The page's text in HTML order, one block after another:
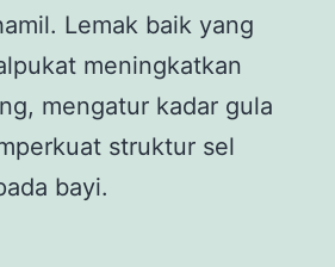
Lemak baik yang
meningkatkan
mengatur kadar gula
struktur sel
bayi.